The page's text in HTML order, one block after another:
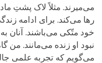
می‌میرند. مثلاً لاک پشتِ
رها می‌کند. برای ادامه
خود متّکی می‌باشند. آنان به
نبود او زنده می‌مانند. من
می‌گویم که تجربه علمی